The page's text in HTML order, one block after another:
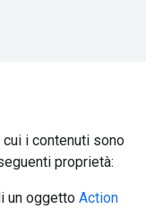
i contenuti sono
proprietà:
un oggetto Action